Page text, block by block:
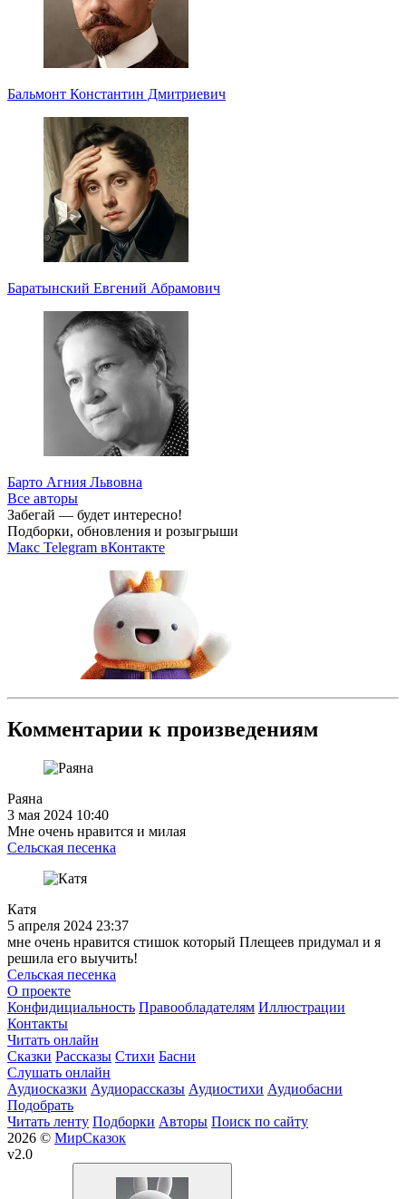
Бальмонт Константин Дмитриевич
Баратынский Евгений Абрамович
Барто Агния Львовна
Все авторы
Забегай — будет интересно!
Подборки, обновления и розыгрыши
Макс Telegram вКонтакте
Комментарии к произведениям
Раяна
3 мая 2024 10:40
Мне очень нравится и милая
Сельская песенка
Катя
5 апреля 2024 23:37
мне очень нравится стишок который Плещеев придумал и я
решила его выучить!
Сельская песенка
О проекте
Конфидициальность Правообладателям Иллюстрации
Контакты
Читать онлайн
Сказки Рассказы Стихи Басни
Слушать онлайн
Аудиосказки Аудиорассказы Аудиостихи Аудиобасни
Подобрать
Читать ленту Подборки Авторы Поиск по сайту
2026 © МирСказок
v2.0